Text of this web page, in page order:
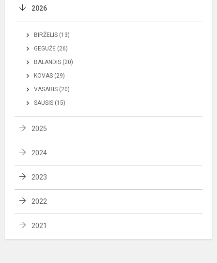
2026
BIRŽELIS (13)
GEGUŽĖ (26)
BALANDIS (20)
KOVAS (29)
VASARIS (20)
SAUSIS (15)
2025
2024
2023
2022
2021